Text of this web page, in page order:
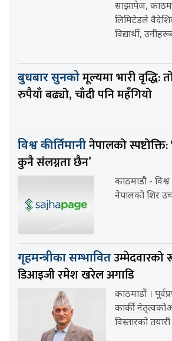
साझापेज,
लिमिटेडले
विद्यार्थी,
बुधबार सुनकोमूल्यमा भारी वृद्धि:
रुपैयाँ बढ्यो, चाँदी पनि महँगियो
विश्व कीर्तिमानीनेपालको स्पष्टोक्ति:
कुनै संलग्नता छैन’
काठमाडौ -
नेपालको शिर
गृहमन्त्रीका सम्भावितउम्मेदवारको
डिआइजी रमेश खरेल अगाडि
काठमाडौं ।
कार्की
विस्तारको तयारी